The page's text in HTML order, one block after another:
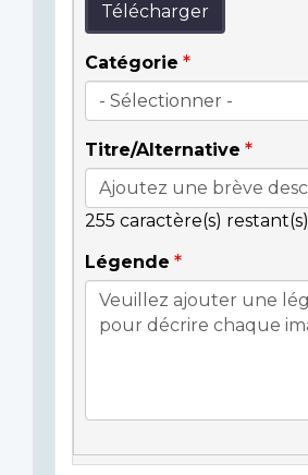
Télécharger
Catégorie
Titre/Alternative
255 caractère(s) restant(s)
Légende